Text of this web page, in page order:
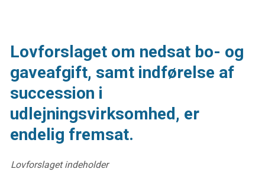
Lovforslaget om nedsat bo- og
gaveafgift, samt indførelse af
succession i
udlejningsvirksomhed, er
endelig fremsat.
Lovforslaget indeholder